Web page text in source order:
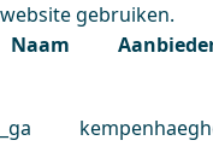
website gebruiken.
Naam
_ga